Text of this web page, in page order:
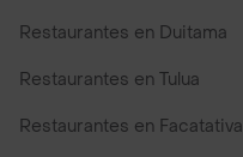
Restaurantes en Duitama
Restaurantes en Tulua
Restaurantes en Facatativa